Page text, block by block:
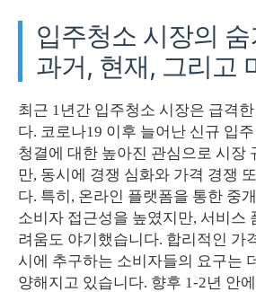
입주청소 시장의
과거, 현재, 그리고
최근 1년간 입주청소 시장은 급격
다. 코로나19 이후 늘어난 신규 입
청결에 대한 높아진 관심으로 시장
만, 동시에 경쟁 심화와 가격 경쟁
다. 특히, 온라인 플랫폼을 통한 중
소비자 접근성을 높였지만, 서비스
려움도 야기했습니다. 합리적인 가
시에 추구하는 소비자들의 요구는
양해지고 있습니다. 향후 1-2년 안